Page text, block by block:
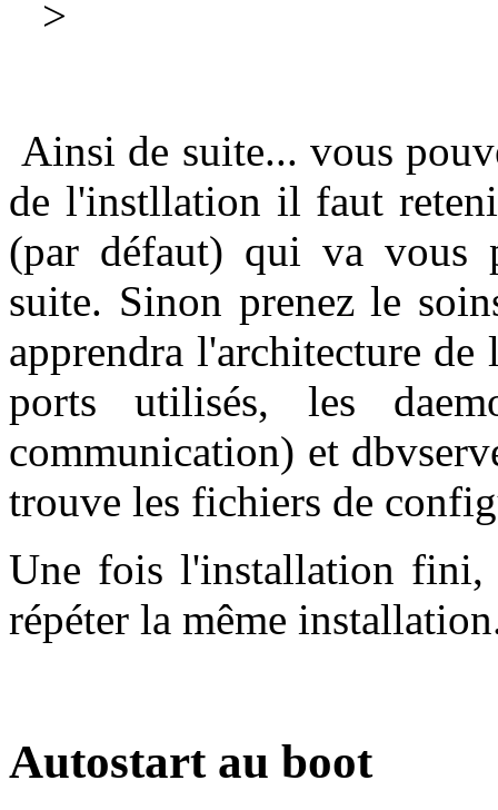
>
Ainsi de suite... vous
de l'instllation il faut
(par défaut) qui va vous
suite. Sinon prenez le
apprendra l'architecture
ports utilisés, les
communication) et
trouve les fichiers de
Une fois l'installation fini,
répéter la même
Autostart au boot